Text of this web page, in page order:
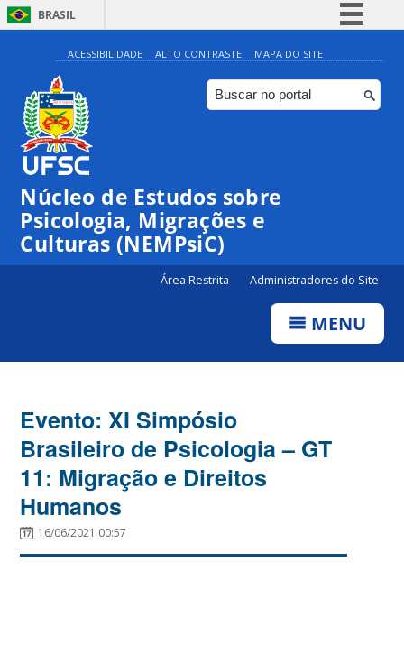
BRASIL
Simplifique!
Comunica BR
Participe
Canais
ACESSIBILIDADE ALTO CONTRASTE MAPA DO SITE
Núcleo de Estudos sobre
Psicologia, Migrações e
Culturas (NEMPsiC)
Área Restrita Administradores do Site
MENU
Evento: XI Simpósio
Brasileiro de Psicologia – GT
11: Migração e Direitos
Humanos
16/06/2021 00:57